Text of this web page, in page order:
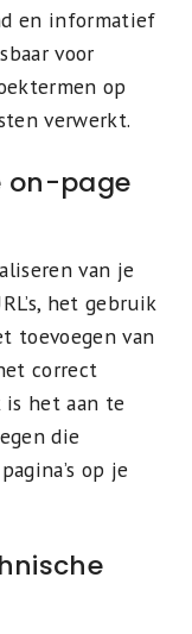
en informatief
voor
op
verwerkt.
on-page
van je
het gebruik
toevoegen van
correct
het aan te
die
op je